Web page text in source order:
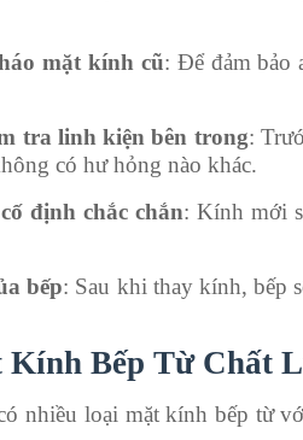
mặt kính cũ: Để đảm bảo
tra linh kiện bên trong:
có hư hỏng nào khác.
định chắc chắn: Kính mới
bếp: Sau khi thay kính, bếp
Bếp Từ Chất
nhiều loại mặt kính bếp từ